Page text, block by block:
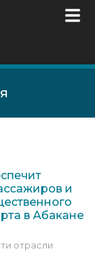
и
в Абакане
отрасли